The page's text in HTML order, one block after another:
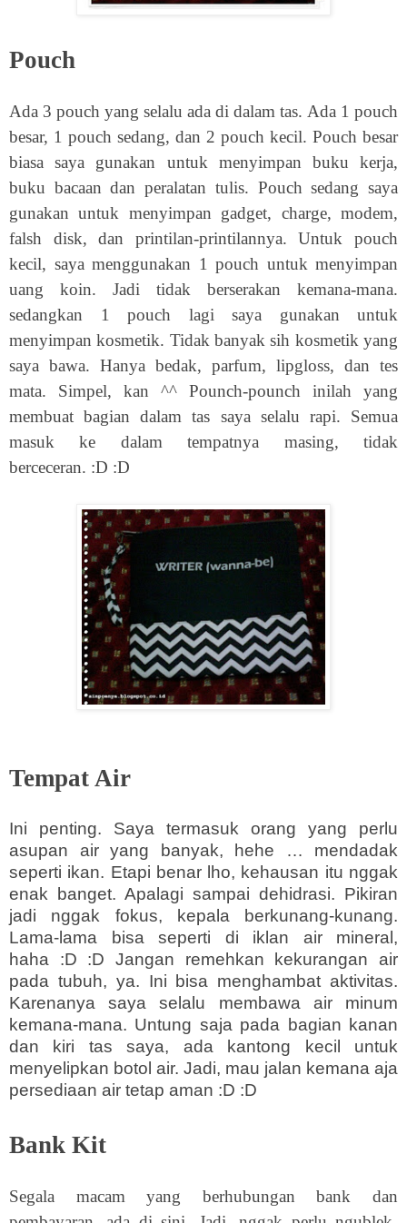
Pouch
Ada 3 pouch yang selalu ada di dalam tas. Ada 1 pouch
besar, 1 pouch sedang, dan 2 pouch kecil. Pouch besar
biasa saya gunakan untuk menyimpan buku kerja,
buku bacaan dan peralatan tulis. Pouch sedang saya
gunakan untuk menyimpan gadget, charge, modem,
falsh disk, dan printilan-printilannya. Untuk pouch
kecil, saya menggunakan 1 pouch untuk menyimpan
uang koin. Jadi tidak berserakan kemana-mana.
sedangkan 1 pouch lagi saya gunakan untuk
menyimpan kosmetik. Tidak banyak sih kosmetik yang
saya bawa. Hanya bedak, parfum, lipgloss, dan tes
mata. Simpel, kan ^^ Pounch-pounch inilah yang
membuat bagian dalam tas saya selalu rapi. Semua
masuk ke dalam tempatnya masing, tidak
berceceran. :D :D
Tempat Air
Ini penting. Saya termasuk orang yang perlu
asupan air yang banyak, hehe … mendadak
seperti ikan. Etapi benar lho, kehausan itu nggak
enak banget. Apalagi sampai dehidrasi. Pikiran
jadi nggak fokus, kepala berkunang-kunang.
Lama-lama bisa seperti di iklan air mineral,
haha :D :D Jangan remehkan kekurangan air
pada tubuh, ya. Ini bisa menghambat aktivitas.
Karenanya saya selalu membawa air minum
kemana-mana. Untung saja pada bagian kanan
dan kiri tas saya, ada kantong kecil untuk
menyelipkan botol air. Jadi, mau jalan kemana aja
persediaan air tetap aman :D :D
Bank Kit
Segala macam yang berhubungan bank dan